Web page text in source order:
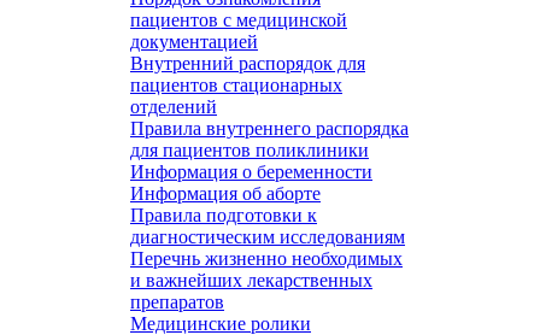
пациентов с медицинской
документацией
Внутренний распорядок для
пациентов стационарных
отделений
Правила внутреннего распорядка
для пациентов поликлиники
Информация о беременности
Информация об аборте
Правила подготовки к
диагностическим исследованиям
Перечнь жизненно необходимых
и важнейших лекарственных
препаратов
Медицинские ролики